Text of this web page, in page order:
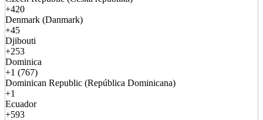
+420
Denmark (Danmark)
+45
Djibouti
+253
Dominica
+1 (767)
Dominican Republic (República Dominicana)
+1
Ecuador
+593